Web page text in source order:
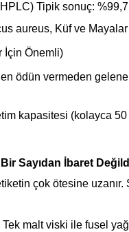
Tipik sonuç: %99,7
aureus, Küf ve
İçin Önemli)
ödün vermeden
kapasitesi (kolayca 50
Sayıdan İbaret
çok ötesine
malt viski ile fusel